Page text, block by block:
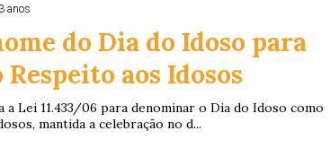
anos
do Dia do Idoso para
aos Idosos
Lei 11.433/06 para denominar o Dia do Idoso como
mantida a celebração no d...